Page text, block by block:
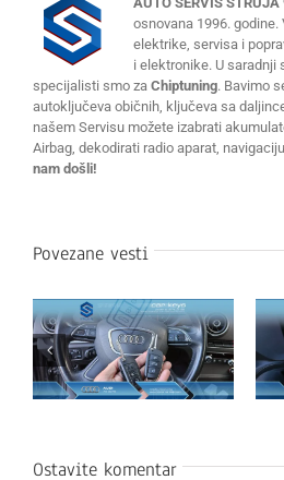
osnovana 1996.
elektrike, servisa i
i elektronike. U saradnji
specijalisti smo za Chiptuning. Bavimo
autoključeva običnih, ključeva sa
našem Servisu možete izabrati
Airbag, dekodirati radio aparat,
nam došli!
Povezane vesti
Ostavite komentar